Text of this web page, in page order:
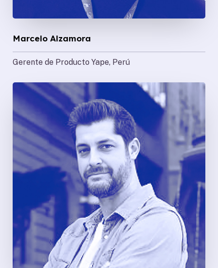
Marcelo Alzamora
Gerente de Producto Yape, Perú